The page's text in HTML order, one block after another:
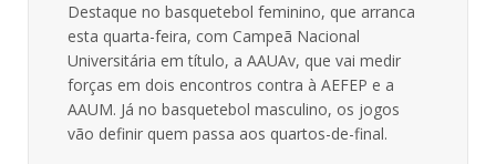
Destaque no basquetebol feminino, que arranca
esta quarta-feira, com Campeã Nacional
Universitária em título, a AAUAv, que vai medir
forças em dois encontros contra à AEFEP e a
AAUM. Já no basquetebol masculino, os jogos
vão definir quem passa aos quartos-de-final.